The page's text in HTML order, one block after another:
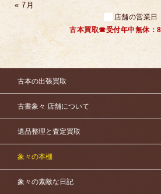
« 7月
店舗の営業日
古本買取☎受付年中無休：
古本の出張買取
古書象々 店舗について
遺品整理と査定買取
象々の本棚
象々の素敵な日記